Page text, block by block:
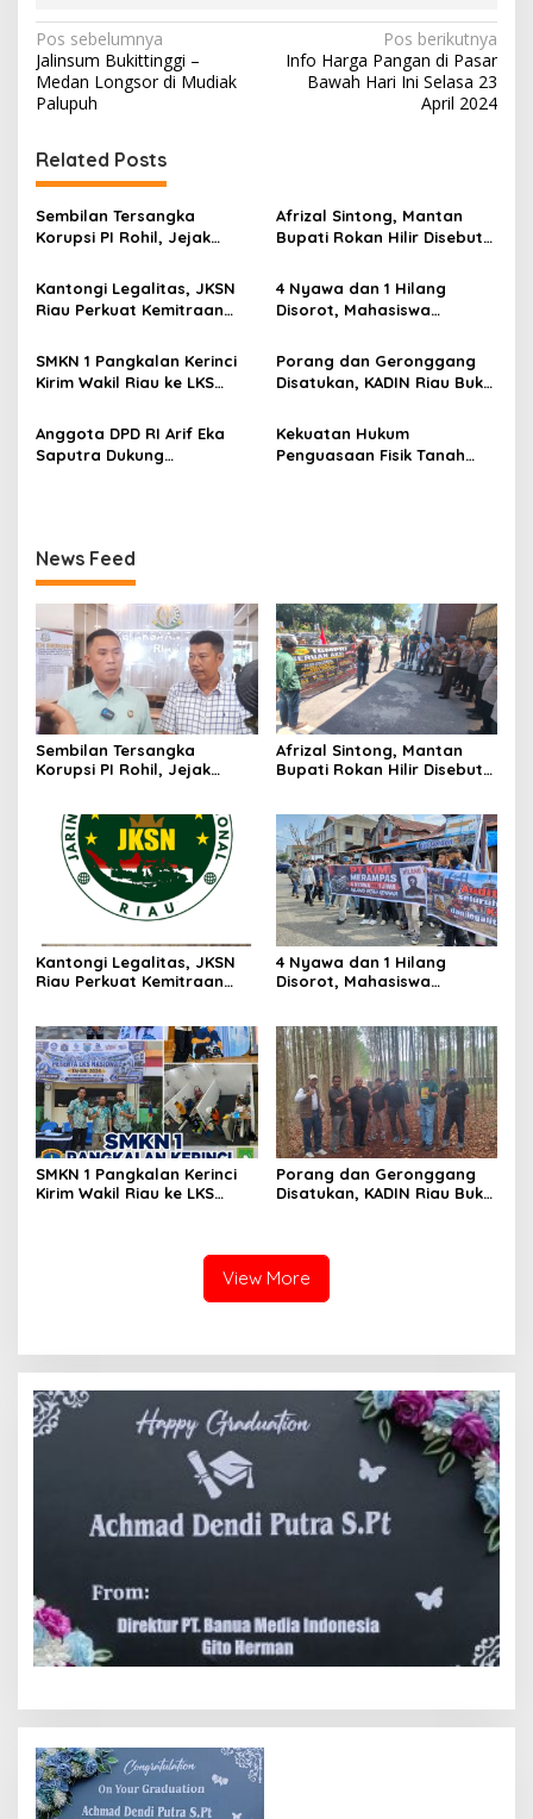
N
a
v
i
g
a
s
i
p
s
Pos sebelumnya
Jalinsum Bukittinggi –
Medan Longsor di Mudiak
Palupuh
Pos berikutnya
Info Harga Pangan di Pasar
Bawah Hari Ini Selasa 23
April 2024
Related Posts
Sembilan Tersangka
Korupsi PI Rohil, Jejak
Masih Didalami
Afrizal Sintong, Mantan
Bupati Rokan Hilir Disebut
Diterima Kejati, GMPR
Desak Usut Dividen Rp331,7
Kantongi Legalitas, JKSN
Riau Perkuat Kemitraan
Ketahanan Bangsa
4 Nyawa dan 1 Hilang
Disorot, Mahasiswa
Pelindo
SMKN 1 Pangkalan Kerinci
Kirim Wakil Riau ke LKS
Porang dan Geronggang
Disatukan, KADIN Riau Buka
Bengkalis
Anggota DPD RI Arif Eka
Saputra Dukung
Kekuatan Hukum
Penguasaan Fisik Tanah
News Feed
Sembilan Tersangka
Korupsi PI Rohil, Jejak
Afrizal Sintong, Mantan
Bupati Rokan Hilir Disebut
Desak Usut Dividen Rp331,7
Miliar
Kantongi Legalitas, JKSN
Riau Perkuat Kemitraan
4 Nyawa dan 1 Hilang
Disorot, Mahasiswa
SMKN 1 Pangkalan Kerinci
Kirim Wakil Riau ke LKS
Porang dan Geronggang
Disatukan, KADIN Riau Buka
View More